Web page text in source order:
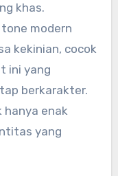
khas.
modern
kekinian, cocok
ini yang
berkarakter.
enak
yang